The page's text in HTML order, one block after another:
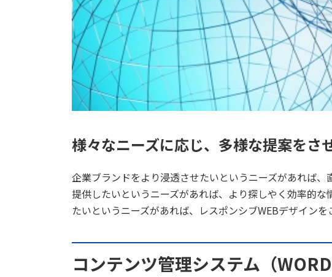
様々なニーズに応じ、多様な提案をさ
企業ブランドをより浸透させたいというニーズがあれば
提供したいというニーズがあれば、より探しやく効率的
たいというニーズがあれば、レスポンシブWEBデザイン
コンテンツ管理システム（